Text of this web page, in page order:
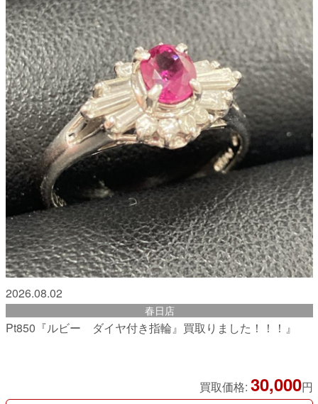
2026.08.02
春日店
Pt850『ルビー ダイヤ付き指輪』買取りました！！！』
買取価格: 30,000円